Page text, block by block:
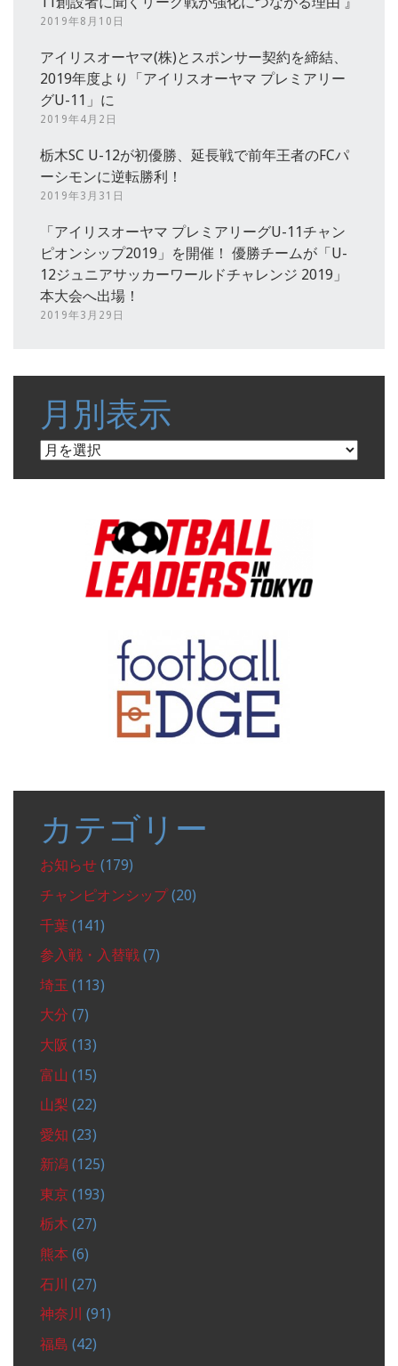
2019年8月10日
アイリスオーヤマ(株)とスポンサー契約を締結、
2019年度より「アイリスオーヤマ プレミアリー
グU-11」に
2019年4月2日
栃木SC U-12が初優勝、延長戦で前年王者のFCパ
ーシモンに逆転勝利！
2019年3月31日
「アイリスオーヤマ プレミアリーグU-11チャン
ピオンシップ2019」を開催！ 優勝チームが「U-
12ジュニアサッカーワールドチャレンジ 2019」
本大会へ出場！
2019年3月29日
月別表示
月
カテゴリー
お知らせ (179)
チャンピオンシップ(20)
千葉 (141)
参入戦・入替戦 (7)
埼玉 (113)
大分 (7)
大阪 (13)
富山 (15)
山梨 (22)
愛知 (23)
新潟 (125)
東京 (193)
栃木 (27)
熊本 (6)
石川 (27)
神奈川 (91)
福島 (42)